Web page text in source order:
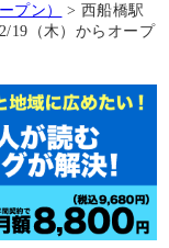
プン） > 西船橋駅
19（木）からオープ